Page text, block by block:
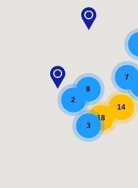
14
18
8
7
3
2